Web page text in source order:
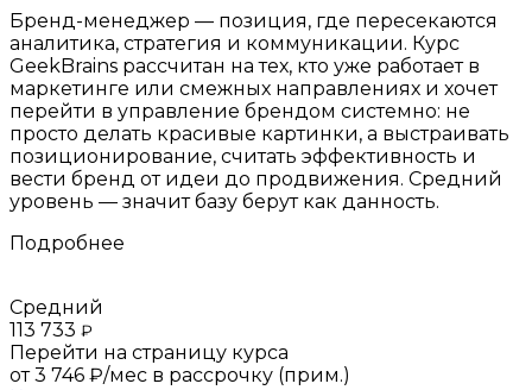
Бренд-менеджер — позиция, где пересекаются
аналитика, стратегия и коммуникации. Курс
GeekBrains рассчитан на тех, кто уже работает в
маркетинге или смежных направлениях и хочет
перейти в управление брендом системно: не
просто делать красивые картинки, а выстраивать
позиционирование, считать эффективность и
вести бренд от идеи до продвижения. Средний
уровень — значит базу берут как данность.
Подробнее
Средний
113 733 ₽
Перейти на страницу курса
от 3 746 ₽/мес в рассрочку (прим.)